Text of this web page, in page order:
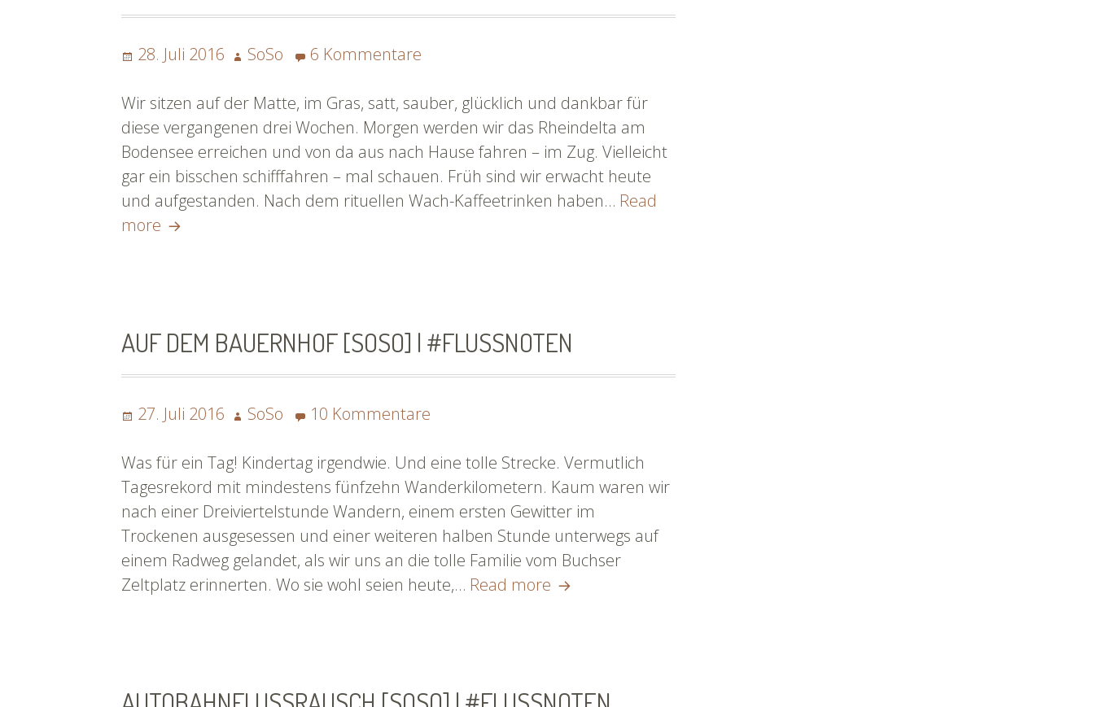
|
Posted
28. Juli 2016 Author
SoSo 6 Kommentare
kann
auch
mal
Glück
haben
Wir sitzen auf der Matte, im Gras, satt, sauber, glücklich und dankbar für
diese vergangenen drei Wochen. Morgen werden wir das Rheindelta am
Bodensee erreichen und von da aus nach Hause fahren – im Zug. Vielleicht
gar ein bisschen schifffahren – mal schauen. Früh sind wir erwacht heute
und aufgestanden. Nach dem rituellen Wach-Kaffeetrinken haben… Read
more Man
haben
[SoSo]
#flussnoten
AUF DEM BAUERNHOF [SOSO] | #FLUSSNOTEN
Posted
27. Juli 2016 Author
SoSo 10 Kommentare
dem
Bauernhof
[SoSo]
|
#flussnoten
Was für ein Tag! Kindertag irgendwie. Und eine tolle Strecke. Vermutlich
Tagesrekord mit mindestens fünfzehn Wanderkilometern. Kaum waren wir
nach einer Dreiviertelstunde Wandern, einem ersten Gewitter im
Trockenen ausgesessen und einer weiteren halben Stunde unterwegs auf
einem Radweg gelandet, als wir uns an die tolle Familie vom Buchser
Zeltplatz erinnerten. Wo sie wohl seien heute,… Read more Auf